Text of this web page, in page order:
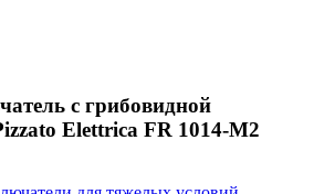
с грибовидной
Elettrica FR 1014-M2